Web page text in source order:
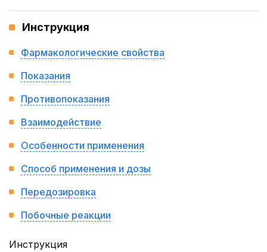
Инструкция
Фармакологические свойства
Показания
Противопоказания
Взаимодействие
Особенности применения
Способ применения и дозы
Передозировка
Побочные реакции
Инструкция